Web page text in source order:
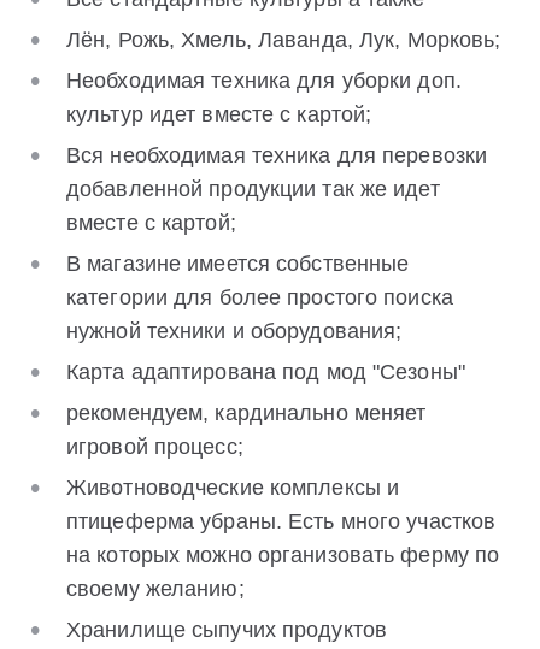
Лён, Рожь, Хмель, Лаванда, Лук, Морковь;
Необходимая техника для уборки доп.
культур идет вместе с картой;
Вся необходимая техника для перевозки
добавленной продукции так же идет
вместе с картой;
В магазине имеется собственные
категории для более простого поиска
нужной техники и оборудования;
Карта адаптирована под мод "Сезоны"
рекомендуем, кардинально меняет
игровой процесс;
Животноводческие комплексы и
птицеферма убраны. Есть много участков
на которых можно организовать ферму по
своему желанию;
Хранилище сыпучих продуктов